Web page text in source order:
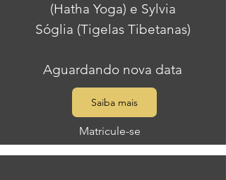
(Hatha Yoga) e Sylvia
Sóglia (Tigelas Tibetanas)
Aguardando nova data
Saiba mais
Matricule-se